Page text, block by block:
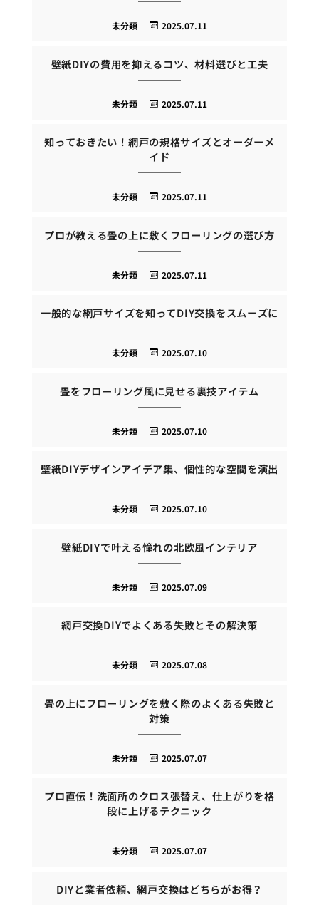
2025.07.11
未分類
壁紙DIYの費用を抑えるコツ、材料選びと工夫
2025.07.11
未分類
知っておきたい！網戸の規格サイズとオーダーメ
イド
2025.07.11
未分類
プロが教える畳の上に敷くフローリングの選び方
2025.07.11
未分類
一般的な網戸サイズを知ってDIY交換をスムーズに
2025.07.10
未分類
畳をフローリング風に見せる裏技アイテム
2025.07.10
未分類
壁紙DIYデザインアイデア集、個性的な空間を演出
2025.07.10
未分類
壁紙DIYで叶える憧れの北欧風インテリア
2025.07.09
未分類
網戸交換DIYでよくある失敗とその解決策
2025.07.08
未分類
畳の上にフローリングを敷く際のよくある失敗と
対策
2025.07.07
未分類
プロ直伝！洗面所のクロス張替え、仕上がりを格
段に上げるテクニック
2025.07.07
未分類
DIYと業者依頼、網戸交換はどちらがお得？